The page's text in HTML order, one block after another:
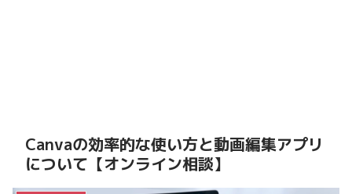
Canvaの効率的な使い方と動画編集アプリ
について【オンライン相談】